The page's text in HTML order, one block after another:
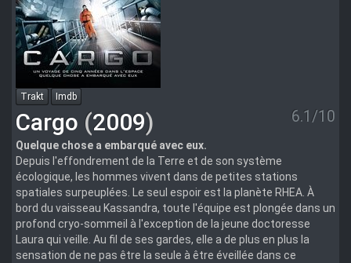
Trakt Imdb
Cargo (2009) 6.1/10
Quelque chose a embarqué avec eux.
Depuis l'effondrement de la Terre et de son système
écologique, les hommes vivent dans de petites stations
spatiales surpeuplées. Le seul espoir est la planète RHEA. À
bord du vaisseau Kassandra, toute l'équipe est plongée dans un
profond cryo-sommeil à l'exception de la jeune doctoresse
Laura qui veille. Au fil de ses gardes, elle a de plus en plus la
sensation de ne pas être la seule à être éveillée dans ce